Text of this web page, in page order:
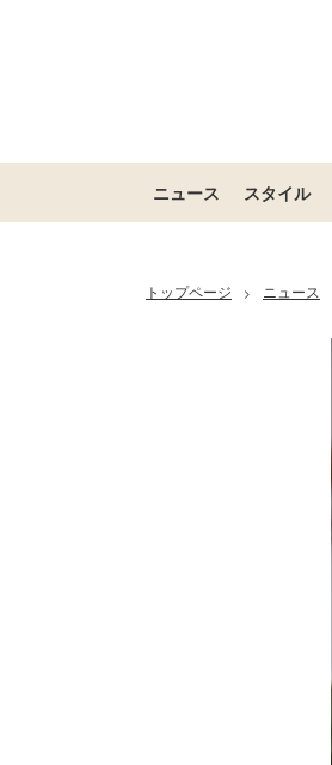
ニュース スタイル
トップページ > ニュース